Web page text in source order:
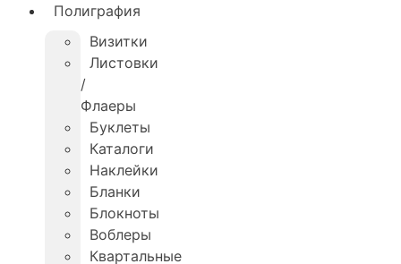
Полиграфия
Визитки
Листовки
/
Флаеры
Буклеты
Каталоги
Наклейки
Бланки
Блокноты
Воблеры
Квартальные